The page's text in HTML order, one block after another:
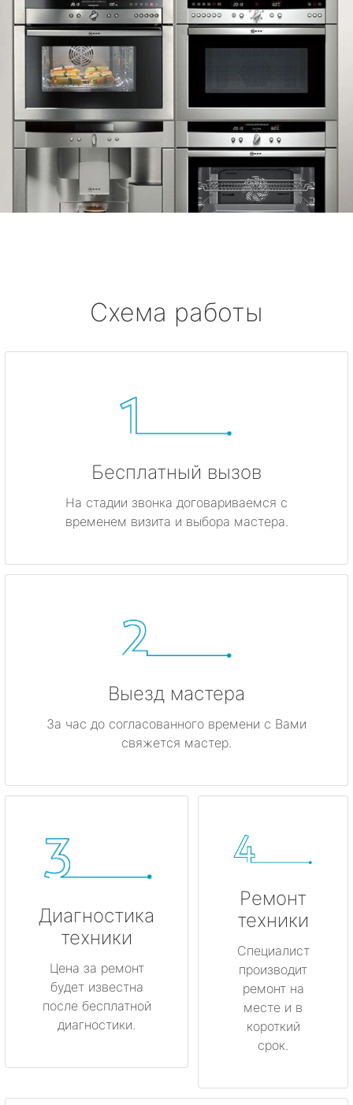
Схема работы
Бесплатный вызов
На стадии звонка договариваемся с
временем визита и выбора мастера.
Выезд мастера
За час до согласованного времени с Вами
свяжется мастер.
Диагностика
техники
Цена за ремонт
будет известна
после бесплатной
диагностики.
Ремонт
техники
Специалист
производит
ремонт на
месте и в
короткий
срок.